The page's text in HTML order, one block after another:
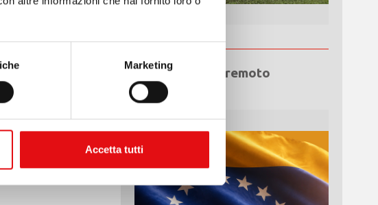
Marketing
Accetta tutti
Emergenza terremoto
Venezuela